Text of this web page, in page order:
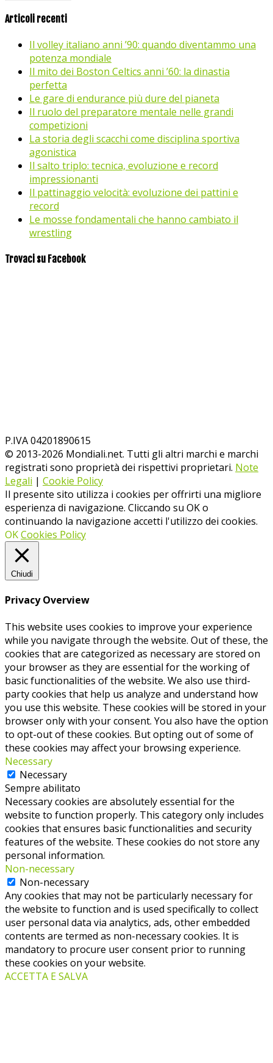
Articoli recenti
Il volley italiano anni ’90: quando diventammo una
potenza mondiale
Il mito dei Boston Celtics anni ’60: la dinastia
perfetta
Le gare di endurance più dure del pianeta
Il ruolo del preparatore mentale nelle grandi
competizioni
La storia degli scacchi come disciplina sportiva
agonistica
Il salto triplo: tecnica, evoluzione e record
impressionanti
Il pattinaggio velocità: evoluzione dei pattini e
record
Le mosse fondamentali che hanno cambiato il
wrestling
Trovaci su Facebook
P.IVA 04201890615
© 2013-2026 Mondiali.net. Tutti gli altri marchi e marchi
registrati sono proprietà dei rispettivi proprietari. Note
Legali | Cookie Policy
Il presente sito utilizza i cookies per offrirti una migliore
esperienza di navigazione. Cliccando su OK o
continuando la navigazione accetti l'utilizzo dei cookies.
OKCookies Policy
Chiudi
Privacy Overview
This website uses cookies to improve your experience
while you navigate through the website. Out of these, the
cookies that are categorized as necessary are stored on
your browser as they are essential for the working of
basic functionalities of the website. We also use third-
party cookies that help us analyze and understand how
you use this website. These cookies will be stored in your
browser only with your consent. You also have the option
to opt-out of these cookies. But opting out of some of
these cookies may affect your browsing experience.
Necessary
Necessary
Sempre abilitato
Necessary cookies are absolutely essential for the
website to function properly. This category only includes
cookies that ensures basic functionalities and security
features of the website. These cookies do not store any
personal information.
Non-necessary
Non-necessary
Any cookies that may not be particularly necessary for
the website to function and is used specifically to collect
user personal data via analytics, ads, other embedded
contents are termed as non-necessary cookies. It is
mandatory to procure user consent prior to running
these cookies on your website.
ACCETTA E SALVA